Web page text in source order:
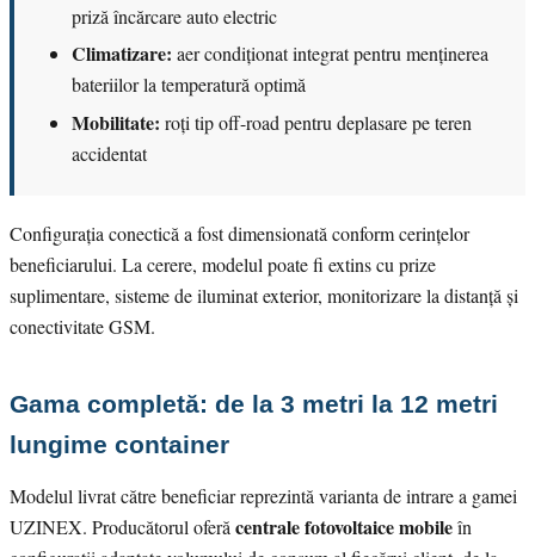
priză încărcare auto electric
Climatizare: aer condiționat integrat pentru menținerea
bateriilor la temperatură optimă
Mobilitate: roți tip off-road pentru deplasare pe teren
accidentat
Configurația conectică a fost dimensionată conform cerințelor
beneficiarului. La cerere, modelul poate fi extins cu prize
suplimentare, sisteme de iluminat exterior, monitorizare la distanță și
conectivitate GSM.
Gama completă: de la 3 metri la 12 metri
lungime container
Modelul livrat către beneficiar reprezintă varianta de intrare a gamei
UZINEX. Producătorul oferă centrale fotovoltaice mobileîn